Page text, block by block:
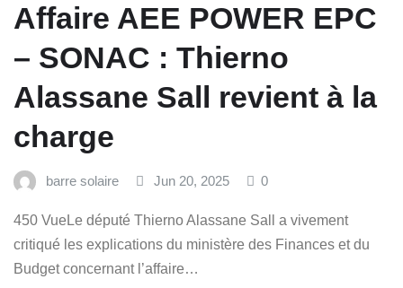
Affaire AEE POWER EPC
– SONAC : Thierno
Alassane Sall revient à la
charge
barre solaire Jun 20, 2025 0
450 VueLe député Thierno Alassane Sall a vivement
critiqué les explications du ministère des Finances et du
Budget concernant l’affaire…